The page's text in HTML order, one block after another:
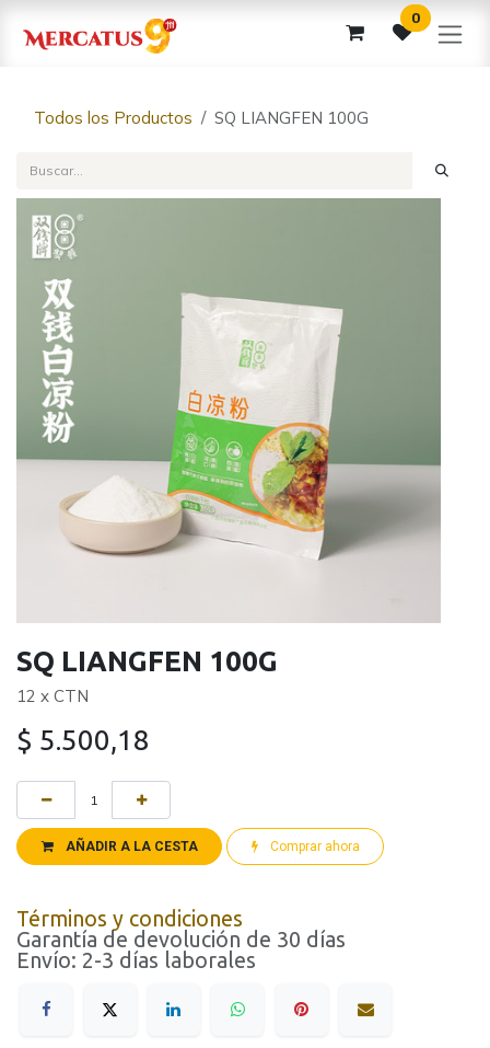
0
Todos los Productos SQ LIANGFEN 100G
SQ LIANGFEN 100G
12 x CTN
$ 5.500,18
AÑADIR A LA CESTA Comprar ahora
Términos y condiciones
Garantía de devolución de 30 días
Envío: 2-3 días laborales